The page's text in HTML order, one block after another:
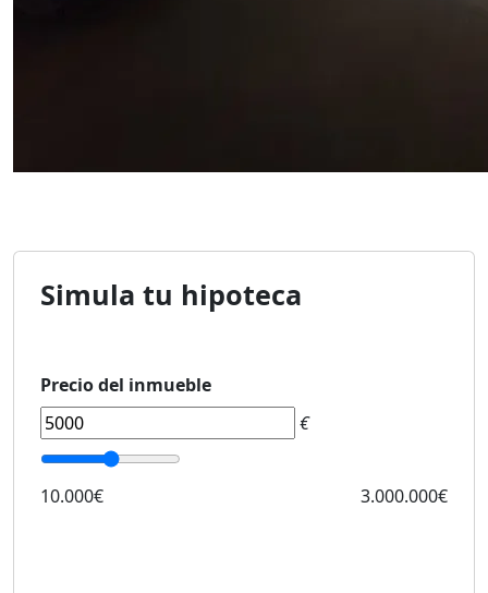
Simula tu hipoteca
Precio del inmueble
€
10.000€ 3.000.000€